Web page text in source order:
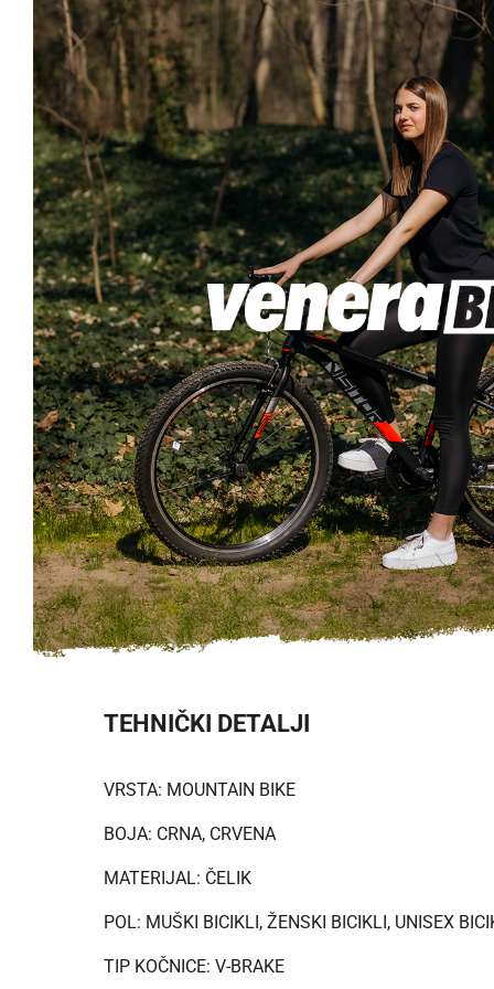
TEHNIČKI DETALJI
VRSTA: MOUNTAIN BIKE
BOJA: CRNA, CRVENA
MATERIJAL: ČELIK
POL: MUŠKI BICIKLI, ŽENSKI BICIKLI, UNISEX
TIP KOČNICE: V-BRAKE